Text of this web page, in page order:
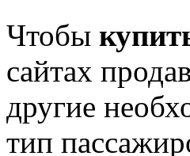
Чтобы
сайтах
другие
тип